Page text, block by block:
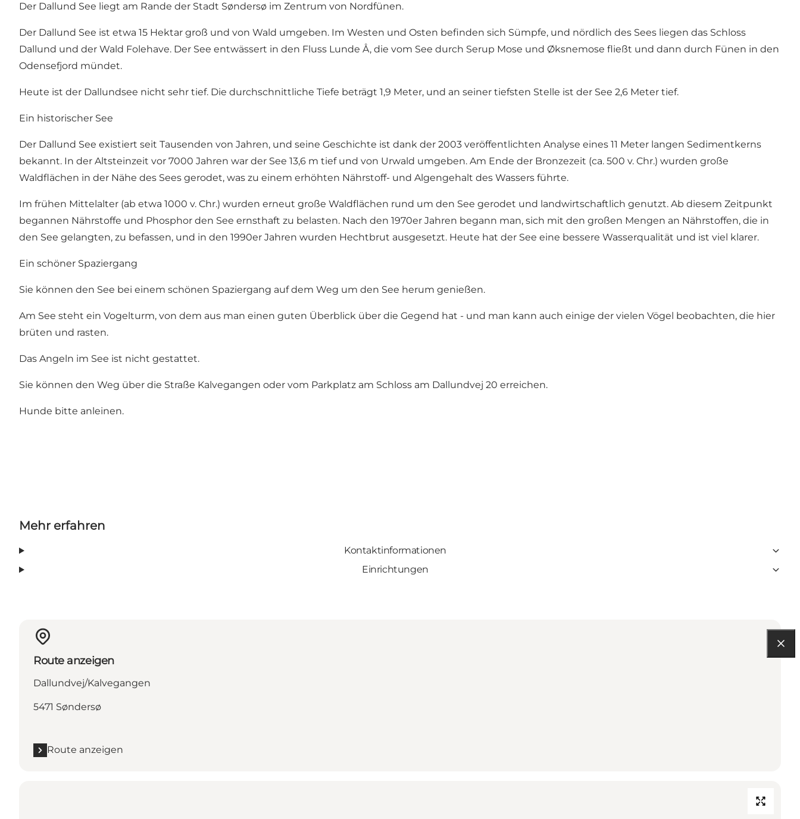
Der Dallund See liegt am Rande der Stadt Søndersø im Zentrum von Nordfünen.
Der Dallund See ist etwa 15 Hektar groß und von Wald umgeben. Im Westen und Osten befinden sich Sümpfe, und nördlich des Sees liegen das Schloss
Dallund und der Wald Folehave. Der See entwässert in den Fluss Lunde Å, die vom See durch Serup Mose und Øksnemose fließt und dann durch Fünen in den
Odensefjord mündet.
Heute ist der Dallundsee nicht sehr tief. Die durchschnittliche Tiefe beträgt 1,9 Meter, und an seiner tiefsten Stelle ist der See 2,6 Meter tief.
Ein historischer See
Der Dallund See existiert seit Tausenden von Jahren, und seine Geschichte ist dank der 2003 veröffentlichten Analyse eines 11 Meter langen Sedimentkerns
bekannt. In der Altsteinzeit vor 7000 Jahren war der See 13,6 m tief und von Urwald umgeben. Am Ende der Bronzezeit (ca. 500 v. Chr.) wurden große
Waldflächen in der Nähe des Sees gerodet, was zu einem erhöhten Nährstoff- und Algengehalt des Wassers führte.
Im frühen Mittelalter (ab etwa 1000 v. Chr.) wurden erneut große Waldflächen rund um den See gerodet und landwirtschaftlich genutzt. Ab diesem Zeitpunkt
begannen Nährstoffe und Phosphor den See ernsthaft zu belasten. Nach den 1970er Jahren begann man, sich mit den großen Mengen an Nährstoffen, die in
den See gelangten, zu befassen, und in den 1990er Jahren wurden Hechtbrut ausgesetzt. Heute hat der See eine bessere Wasserqualität und ist viel klarer.
Ein schöner Spaziergang
Sie können den See bei einem schönen Spaziergang auf dem Weg um den See herum genießen.
Am See steht ein Vogelturm, von dem aus man einen guten Überblick über die Gegend hat - und man kann auch einige der vielen Vögel beobachten, die hier
brüten und rasten.
Das Angeln im See ist nicht gestattet.
Sie können den Weg über die Straße Kalvegangen oder vom Parkplatz am Schloss am Dallundvej 20 erreichen.
Hunde bitte anleinen.
Mehr erfahren
Kontaktinformationen
Einrichtungen
Route anzeigen
Dallundvej/Kalvegangen
5471 Søndersø
Route anzeigen